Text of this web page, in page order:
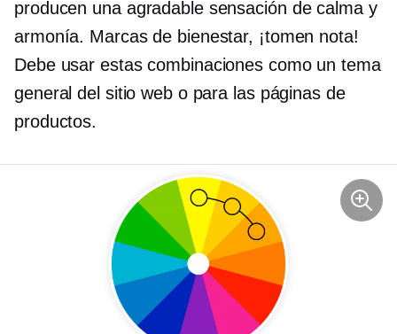
producen una agradable sensación de calma y
armonía. Marcas de bienestar, ¡tomen nota!
Debe usar estas combinaciones como un tema
general del sitio web o para las páginas de
productos.